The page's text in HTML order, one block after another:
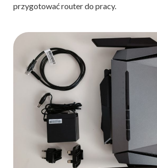
przygotować router do pracy.